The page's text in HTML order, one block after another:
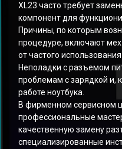
XL23 часто требует
компонент для
Причины, по которым
процедуре, включают
от частого
Неполадки с разъемом
проблемам с зарядкой и,
работе ноутбука.
В фирменном сервисном
профессиональные
качественную замену
специализированные